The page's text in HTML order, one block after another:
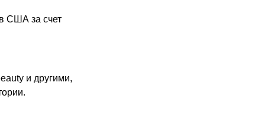
США за счет
и другими,